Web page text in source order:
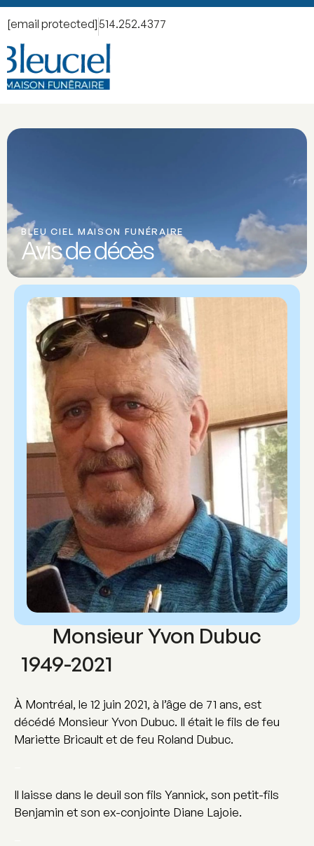
[email protected] 514.252.4377
BLEU CIEL MAISON FUNÉRAIRE
Avis de décès
À Montréal, le 12 juin 2021, à l’âge de 71 ans, est
décédé Monsieur Yvon Dubuc. Il était le fils de feu
Mariette Bricault et de feu Roland Dubuc.
Il laisse dans le deuil son fils Yannick, son petit-fils
Benjamin et son ex-conjointe Diane Lajoie.
Monsieur Yvon Dubuc
1949-2021